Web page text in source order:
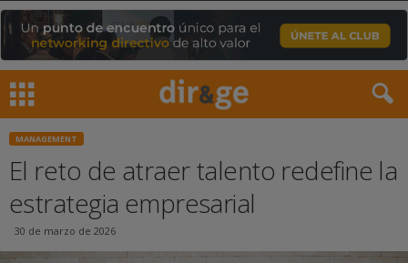
MANAGEMENT
El reto de atraer talento redefine la
estrategia empresarial
30 de marzo de 2026